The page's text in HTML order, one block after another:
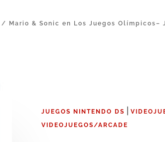
/ Mario & Sonic en Los Juegos Olímpicos–
JUEGOS NINTENDO DS
VIDEOJUEGOS/ARCADE